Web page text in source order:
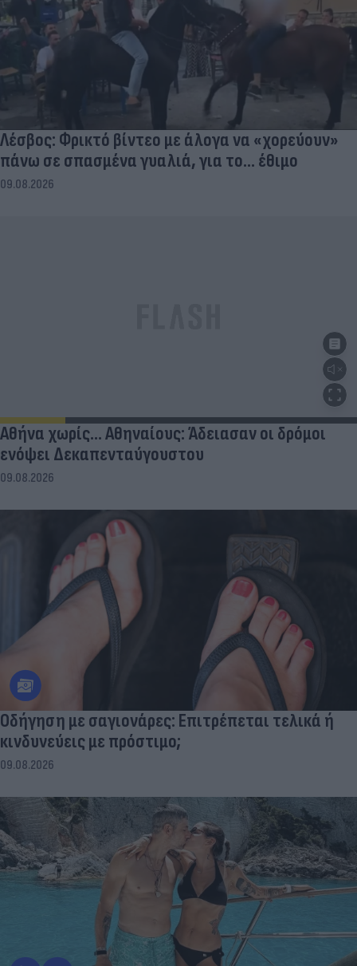
Λέσβος: Φρικτό βίντεο με άλογα να «χορεύουν»
πάνω σε σπασμένα γυαλιά, για το... έθιμο
09.08.2026
Αθήνα χωρίς… Αθηναίους: Άδειασαν οι δρόμοι
ενόψει Δεκαπενταύγουστου
09.08.2026
Οδήγηση με σαγιονάρες: Επιτρέπεται τελικά ή
κινδυνεύεις με πρόστιμο;
09.08.2026